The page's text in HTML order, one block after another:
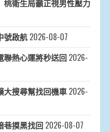
衛生局籲正視男性壓力
號啟航 2026-08-07
熱心運將秒送回 2026-
搜尋幫找回機車 2026-
摸黑找回 2026-08-07